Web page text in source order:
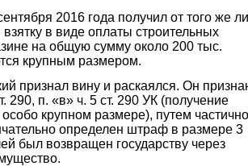
2016 года получил от того же
в виде оплаты строительных
на общую сумму около 200 тыс.
крупным размером.
признал вину и раскаялся. Он
290, п. «в» ч. 5 ст. 290 УК (получение
крупном размере), путем
определен штраф в размере 3
был возвращен государству через